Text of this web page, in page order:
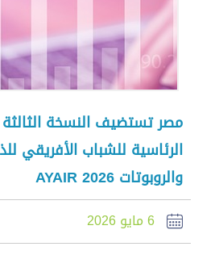
مصر تستضيف النسخة
الرئاسية للشباب الأفريقي
والروبوتات AYAIR 2026
6 مايو 2026